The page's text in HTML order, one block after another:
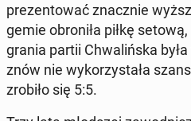
pre­zen­to­wać znacz­nie
gemie obro­ni­ła piłkę
gra­nia partii Chwa­liń­ska
znów nie wy­ko­rzy­sta­ła
zrobiło się 5:5.